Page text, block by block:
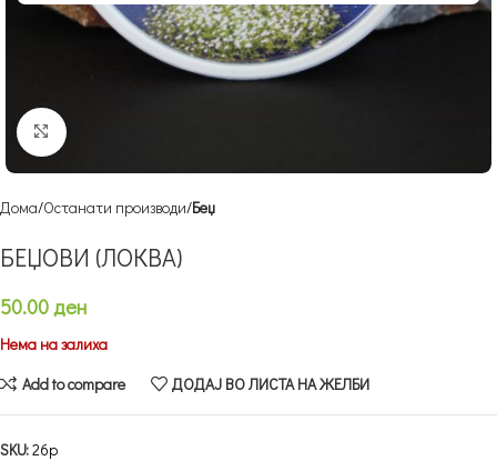
Кликнете за зголемување
Дома Останати производи Беџ
БЕЏОВИ (ЛОКВА)
50.00ден
Нема на залиха
Add to compare
ДОДАЈ ВО ЛИСТА НА ЖЕЛБИ
SKU:26p